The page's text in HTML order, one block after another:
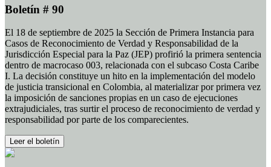
Boletín # 90
El 18 de septiembre de 2025 la Sección de Primera Instancia para
Casos de Reconocimiento de Verdad y Responsabilidad de la
Jurisdicción Especial para la Paz (JEP) profirió la primera sentencia
dentro de macrocaso 003, relacionada con el subcaso Costa Caribe
I. La decisión constituye un hito en la implementación del modelo
de justicia transicional en Colombia, al materializar por primera vez
la imposición de sanciones propias en un caso de ejecuciones
extrajudiciales, tras surtir el proceso de reconocimiento de verdad y
responsabilidad por parte de los comparecientes.
Leer el boletín